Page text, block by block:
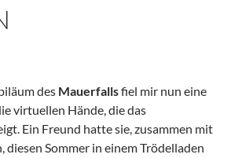
des Mauerfallsfiel mir nun eine
virtuellen Hände, die das
Ein Freund hatte sie, zusammen mit
Sommer in einem Trödelladen